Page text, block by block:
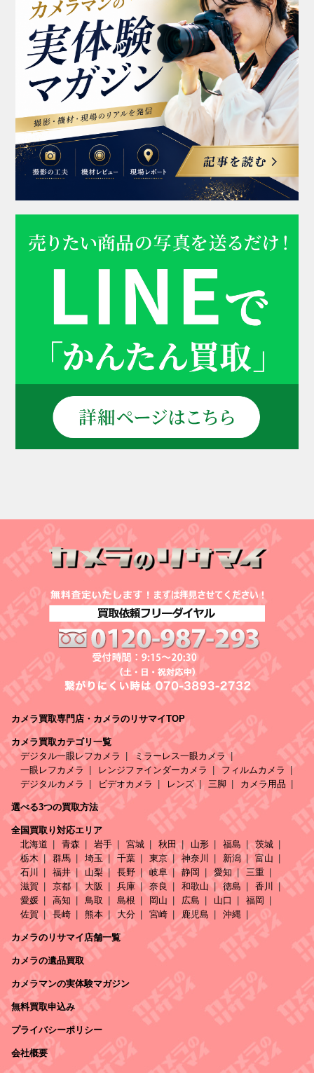
カメラ買取専門店・カメラのリサマイTOP
カメラ買取カテゴリ一覧
デジタル一眼レフカメラ
ミラーレス一眼カメラ
一眼レフカメラ
レンジファインダーカメラ
フィルムカメラ
デジタルカメラ
ビデオカメラ レンズ 三脚 カメラ用品
選べる3つの買取方法
全国買取り対応エリア
北海道
青森 岩手 宮城 秋田 山形 福島
茨城
栃木
群馬 埼玉 千葉 東京 神奈川 新潟
富山
石川
福井 山梨 長野 岐阜 静岡 愛知
三重
滋賀
京都 大阪 兵庫 奈良 和歌山 徳島
香川
愛媛
高知 鳥取 島根 岡山 広島 山口
福岡
佐賀
長崎 熊本 大分 宮崎 鹿児島 沖縄
カメラのリサマイ店舗一覧
カメラの遺品買取
カメラマンの実体験マガジン
無料買取申込み
プライバシーポリシー
会社概要